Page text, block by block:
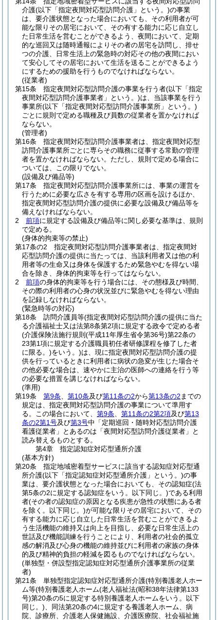
介護(以下「指定夜間対応型訪問介護」という。)の事業
は、要介護状態となった場合においても、その利用者が可
能な限りその居宅において、その有する能力に応じ自立し
た日常生活を営むことができるよう、夜間において、定期
的な巡回又は随時通報によりその者の居宅を訪問し、排せ
つの介護、日常生活上の緊急時の対応その他の夜間におい
て安心してその居宅において生活を送ることができるよう
にするための援助を行うものでなければならない。
(従業者)
第15条
指定夜間対応型訪問介護の事業を行う者(以下「指定
夜間対応型訪問介護事業者」という。)は、当該事業を行う
事業所(以下「指定夜間対応型訪問介護事業所」という。)
ごとに規則で定める職種及び員数の従業者を置かなければ
ならない。
(管理者)
第16条
指定夜間対応型訪問介護事業者は、指定夜間対応型
訪問介護事業所ごとに専らその職務に従事する常勤の管理
者を置かなければならない。 ただし、規則で定める場合に
ついては、この限りでない。
(設備及び備品等)
第17条
指定夜間対応型訪問介護事業所には、事業の運営を
行うために必要な広さを有する専用の区画を設けるほか、
指定夜間対応型訪問介護の提供に必要な設備及び備品等を
備えなければならない。
2
前項に規定する設備及び備品等に関し必要な基準は、規則
で定める。
(身体的拘束等の禁止)
第17条の2
指定夜間対応型訪問介護事業者は、指定夜間対
応型訪問介護の提供に当たっては、当該利用者又は他の利
用者等の生命又は身体を保護するため緊急やむを得ない場
合を除き、身体的拘束等を行ってはならない。
2
前項の身体的拘束等を行う場合には、その態様及び時間、
その際の利用者の心身の状況並びに緊急やむを得ない理由
を記録しなければならない。
(緊急時等の対応)
第18条
訪問介護員等(指定夜間対応型訪問介護の提供に当た
る介護福祉士又は法第8条第2項に規定する政令で定める者
(介護保険法施行規則 (平成11年厚生省令第36号)第22条の
23第1項に規定する介護職員初任者研修課程を修了した者
に限る。)をいう。)は、現に指定夜間対応型訪問介護の提
供を行っているときに利用者に病状の急変が生じた場合そ
の他必要な場合は、速やかに主治の医師への連絡を行う等
の必要な措置を講じなければならない。
(準用)
第19条
第9条 第10条及び第11条の2から第13条の2 までの
規定は、指定夜間対応型訪問介護の事業について準用す
る。
この場合において、 第9条 第11条の2第2項及び第13
条の2第1号及び第3号中「定期巡回・随時対応型訪問介護
看護従業者」とあるのは「夜間対応型訪問介護従業者」と
読み替えるものとする。
第4章
指定認知症対応型通所介護
(基本方針)
第20条
指定地域密着型サービスに該当する認知症対応型通
所介護(以下「指定認知症対応型通所介護」という。)の事
業は、要介護状態となった場合においても、その認知症(法
第5条の2に規定する認知症をいう。以下同じ。)である利用
者(その者の認知症の原因となる疾患が急性の状態にある者
を除く。以下同じ。)が可能な限りその居宅において、その
有する能力に応じ自立した日常生活を営むことができるよ
う生活機能の維持又は向上を目指し、必要な日常生活上の
世話及び機能訓練を行うことにより、利用者の社会的孤立
感の解消及び心身の機能の維持並びに利用者の家族の身体
的及び精神的負担の軽減を図るものでなければならない。
(単独型・併設型指定認知症対応型通所介護事業所の従業
者)
第21条
単独型指定認知症対応型通所介護(特別養護老人ホー
ム等(特別養護老人ホーム(老人福祉法(昭和38年法律第133
号)第20条の5に規定する特別養護老人ホームをいう。以下
同じ。) 、同法第20条の4に規定する養護老人ホーム、病
院、診療所、介護老人保健施設、介護医療院、社会福祉施